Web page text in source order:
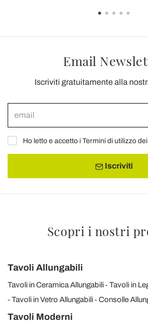
Email
Iscriviti gratuitamente alla
Ho letto e accetto i Termini di utilizzo
Iscriviti
Scopri i nostri
Tavoli Allungabili
Tavoli in Ceramica Allungabili
Tavoli in
Tavoli in Vetro Allungabili
Consolle
Tavoli Moderni